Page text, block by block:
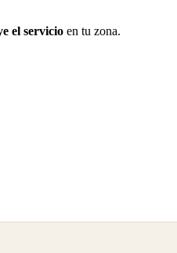
el servicio en tu zona.